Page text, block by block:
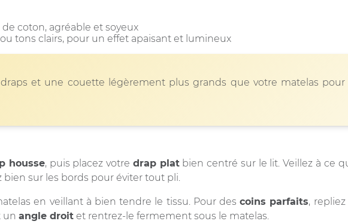
de coton, agréable et soyeux
tons clairs, pour un effet apaisant et lumineux
et une couette légèrement plus grands que votre matelas
housse, puis placez votre drap platbien centré sur le lit. Veillez à ce
sur les bords pour éviter tout pli.
en veillant à bien tendre le tissu. Pour descoins parfaits,
un angle droit et rentrez-le fermement sous le matelas.